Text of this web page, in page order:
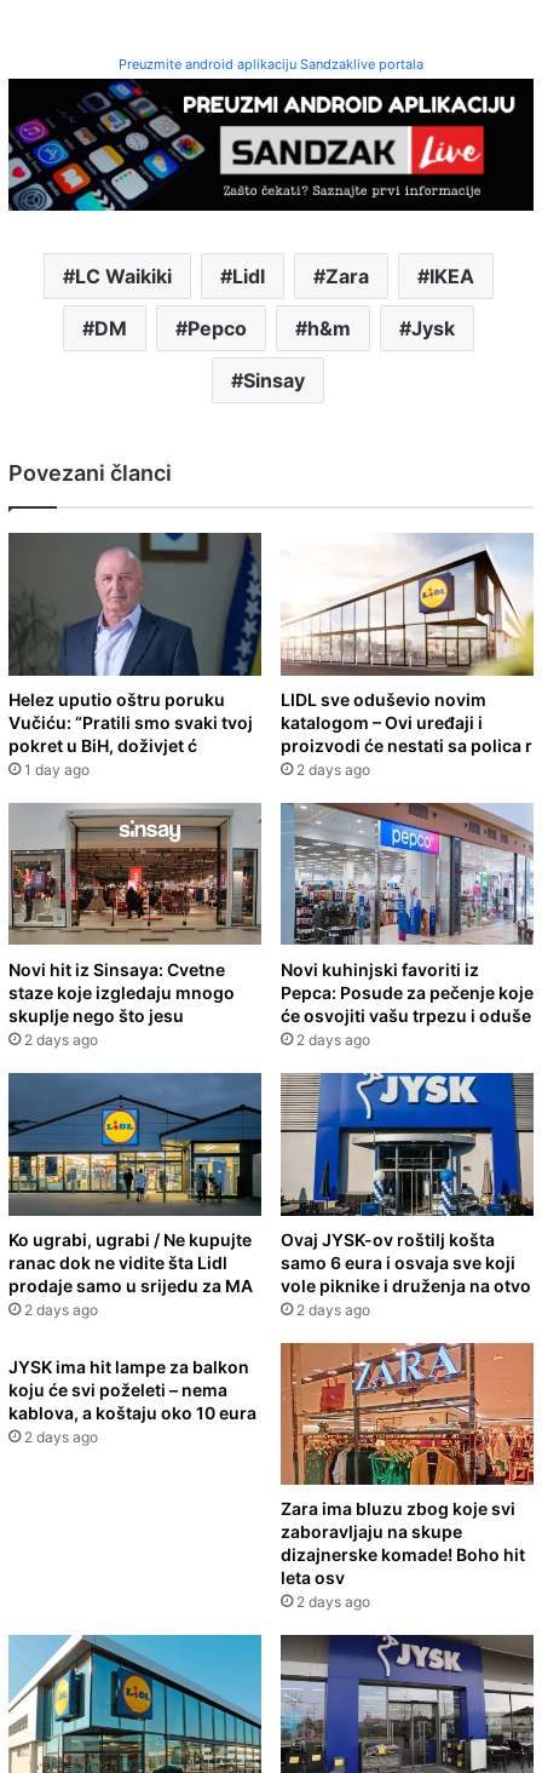
Preuzmite android aplikaciju Sandzaklive portala
LC Waikiki Lidl Zara IKEA
DM Pepco h&m Jysk
Sinsay
Povezani članci
Helez uputio oštru poruku
Vučiću: “Pratili smo svaki tvoj
pokret u BiH, doživjet ć
1 day ago
LIDL sve oduševio novim
katalogom – Ovi uređaji i
proizvodi će nestati sa polica r
2 days ago
Novi hit iz Sinsaya: Cvetne
staze koje izgledaju mnogo
skuplje nego što jesu
2 days ago
Novi kuhinjski favoriti iz
Pepca: Posude za pečenje koje
će osvojiti vašu trpezu i oduše
2 days ago
Ko ugrabi, ugrabi / Ne kupujte
ranac dok ne vidite šta Lidl
prodaje samo u srijedu za MA
2 days ago
Ovaj JYSK-ov roštilj košta
samo 6 eura i osvaja sve koji
vole piknike i druženja na otvo
2 days ago
JYSK ima hit lampe za balkon
koju će svi poželeti – nema
kablova, a koštaju oko 10 eura
2 days ago
Zara ima bluzu zbog koje svi
zaboravljaju na skupe
dizajnerske komade! Boho hit
leta osv
2 days ago